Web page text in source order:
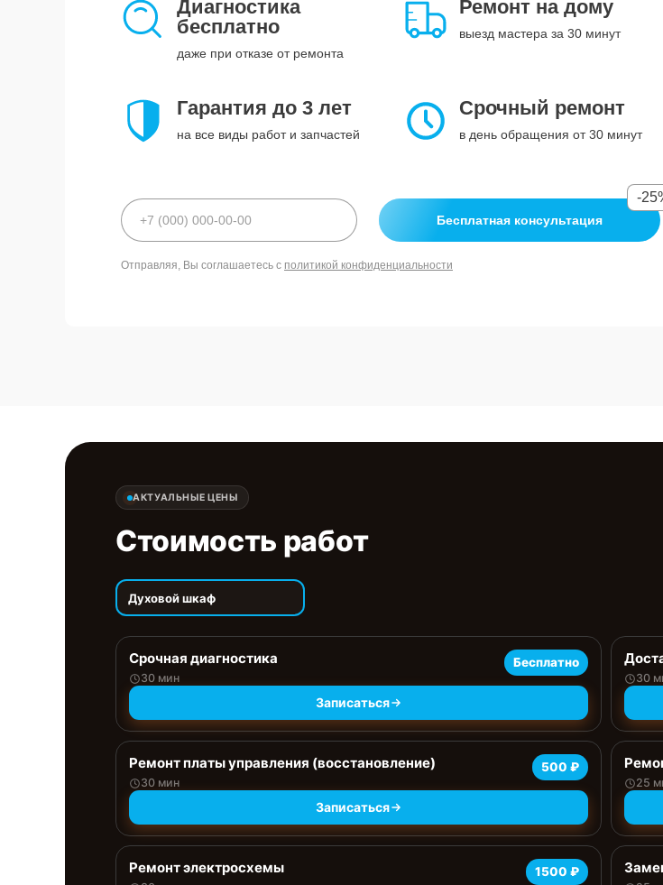
Диагностика
бесплатно
даже при отказе от ремонта
Ремонт на дому
выезд мастера за 30 минут
Гарантия до 3 лет
на все виды работ и запчастей
Срочный ремонт
в день обращения от 30 минут
Бесплатная консультация
-
Отправляя, Вы соглашаетесь с политикой конфиденциальности
АКТУАЛЬНЫЕ ЦЕНЫ
Стоимость работ
Духовой шкаф
Срочная диагностика
30 мин
Бесплатно
Записаться
30
Ремонт платы управления (восстановление)
30 мин
500 ₽
Записаться
25
Ремонт электросхемы 1500 ₽